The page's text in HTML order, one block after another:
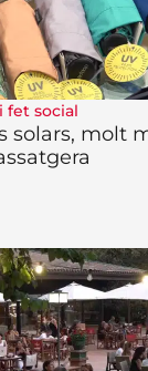
fet social
solars, molt